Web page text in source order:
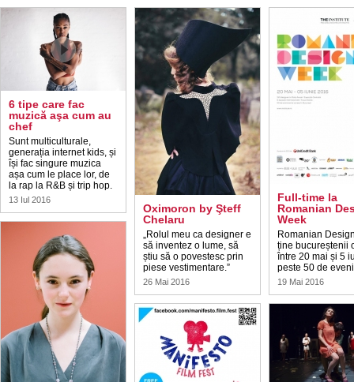
6 tipe care fac
muzică aşa cum au
chef
Sunt multiculturale,
generația internet kids, și
își fac singure muzica
așa cum le place lor, de
la rap la R&B și trip hop.
13 Iul 2016
Oximoron by Şteff
Chelaru
„Rolul meu ca designer e
să inventez o lume, să
știu să o povestesc prin
piese vestimentare.”
26 Mai 2016
Full-time la
Romanian
Week
Romanian
ține bucureștenii
între 20 mai și 5
peste 50 de
19 Mai 2016